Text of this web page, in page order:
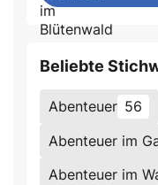
Beliebte
Abenteuer 56
Abenteuer im
Abenteuer im